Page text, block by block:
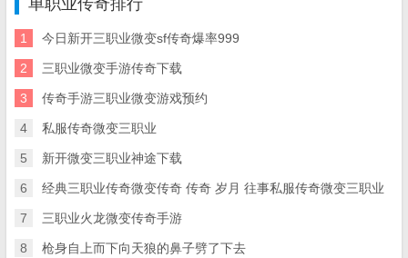
单职业传奇排行
1 今日新开三职业微变sf传奇爆率999
2 三职业微变手游传奇下载
3 传奇手游三职业微变游戏预约
4 私服传奇微变三职业
5 新开微变三职业神途下载
6 经典三职业传奇微变传奇 传奇 岁月 往事私服传奇微变三职业
7 三职业火龙微变传奇手游
8 枪身自上而下向天狼的鼻子劈了下去